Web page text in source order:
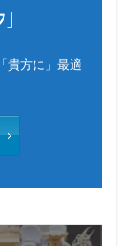
貴方に」最適